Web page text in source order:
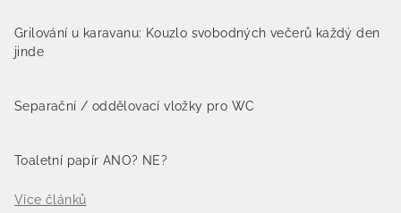
Grilování u karavanu: Kouzlo svobodných večerů každý den
jinde
Separační / oddělovací vložky pro WC
Toaletní papír ANO? NE?
Více článků